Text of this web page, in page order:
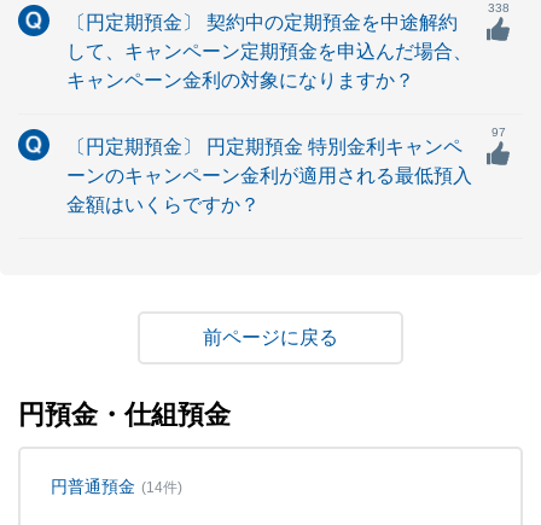
〔円定期預金〕 契約中の定期預金を中途解約
して、キャンペーン定期預金を申込んだ場合、
キャンペーン金利の対象になりますか？
338
〔円定期預金〕 円定期預金 特別金利キャンペ
ーンのキャンペーン金利が適用される最低預入
金額はいくらですか？
97
戻る
円預金・仕組預金
円普通預金 (14件)